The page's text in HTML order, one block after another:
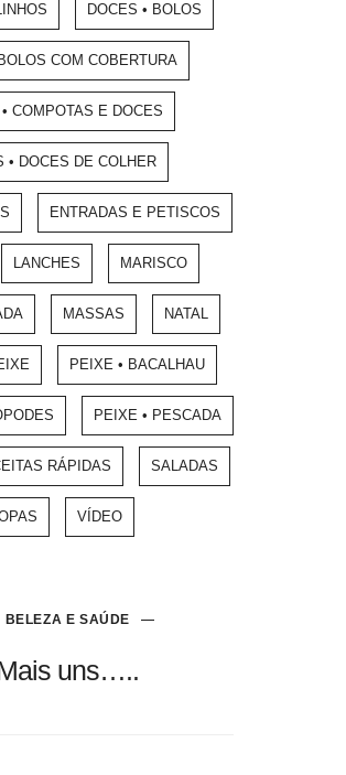
DOCES • BOLOS
COM COBERTURA
COMPOTAS E DOCES
• DOCES DE COLHER
ENTRADAS E PETISCOS
LANCHES MARISCO
MASSAS NATAL
PEIXE • BACALHAU
PEIXE • PESCADA
RÁPIDAS SALADAS
VÍDEO
BELEZA E SAÚDE
uns…..